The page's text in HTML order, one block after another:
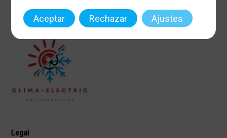
Legal
Aceptar Rechazar Ajustes